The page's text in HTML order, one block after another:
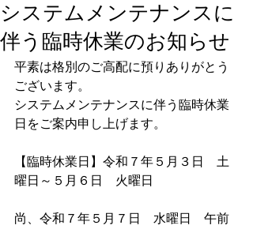
システムメンテナンスに
伴う臨時休業のお知らせ
平素は格別のご高配に預りありがとう
ございます。
システムメンテナンスに伴う臨時休業
日をご案内申し上げます。
【臨時休業日】令和７年５月３日　土
曜日～５月６日　火曜日
尚、令和７年５月７日　水曜日　午前